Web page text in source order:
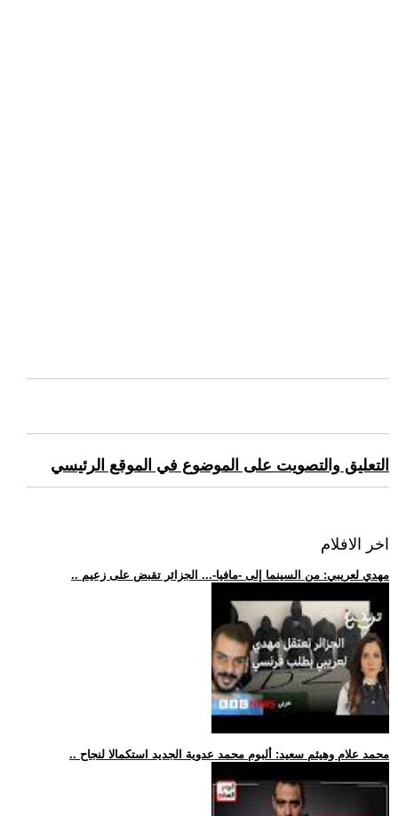
التعليق والتصويت على الموضوع في الموقع الرئيسي
اخر الافلام
.. مهدي لعريبي: من السينما إلى -مافيا-... الجزائر تقبض على زعيم
.. محمد علام وهيثم سعيد: ألبوم محمد عدوية الجديد استكمالا لنجاح